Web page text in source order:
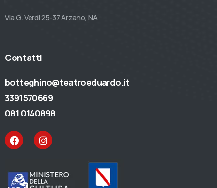
Via G. Verdi 25-37 Arzano, NA
Contatti
botteghino@teatroeduardo.it
3391570669
081 0140898